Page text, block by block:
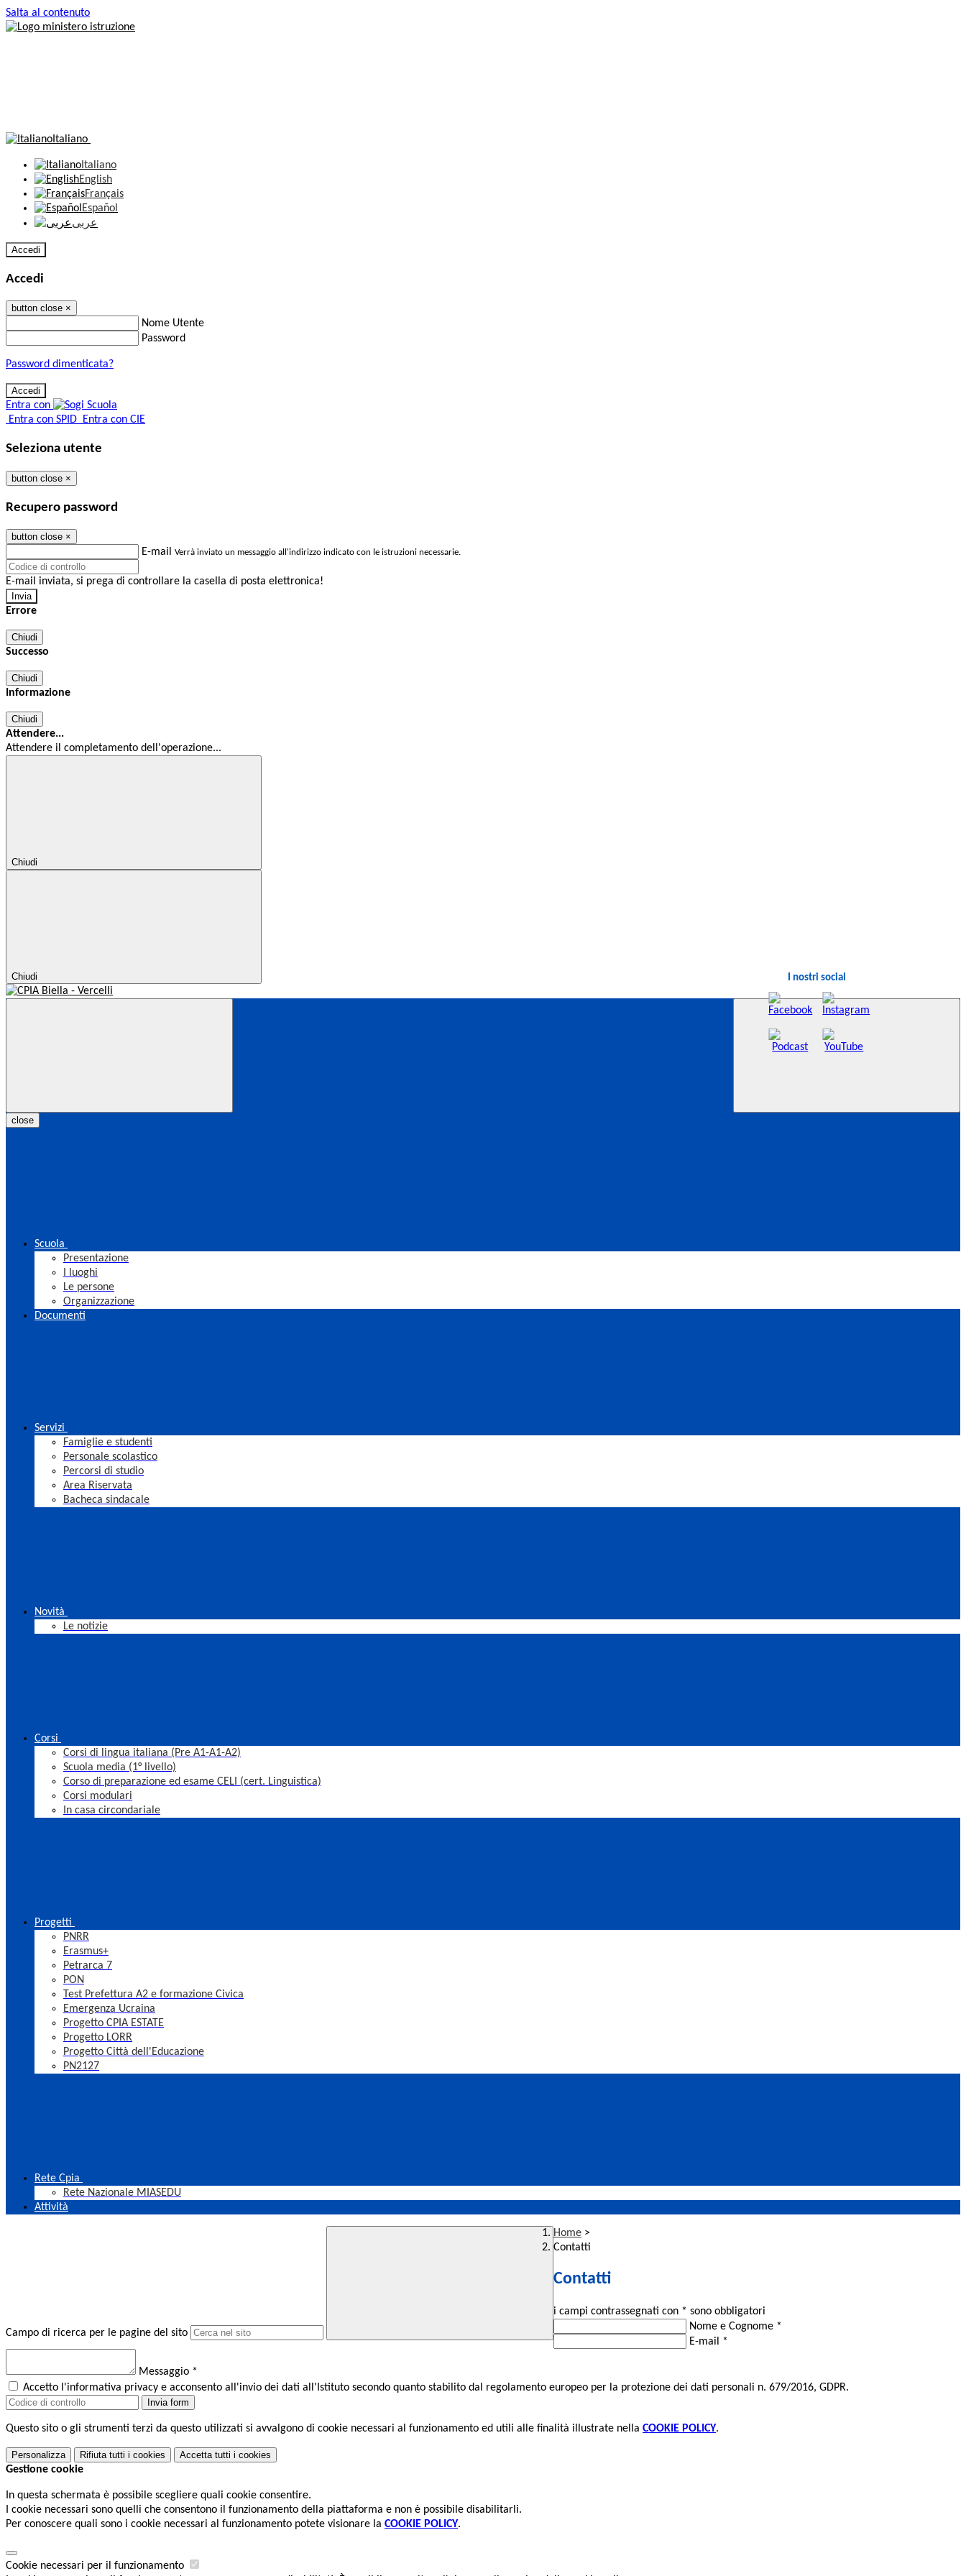
Salta al contenuto
Italiano
Italiano
English
Français
Español
عربى
Accedi
Accedi
button close ×
Nome Utente
Password
Password dimenticata?
Entra con
Entra con SPID Entra con CIE
Seleziona utente
button close ×
Recupero password
button close ×
E-mail Verrà inviato un messaggio all'indirizzo indicato con le istruzioni necessarie.
E-mail inviata, si prega di controllare la casella di posta elettronica!
Errore
Chiudi
Successo
Chiudi
Informazione
Chiudi
Attendere...
Attendere il completamento dell'operazione...
Chiudi
Chiudi I nostri social
close
Scuola
Presentazione
I luoghi
Le persone
Organizzazione
Documenti
Servizi
Famiglie e studenti
Personale scolastico
Percorsi di studio
Area Riservata
Bacheca sindacale
Novità
Le notizie
Corsi
Corsi di lingua italiana (Pre A1-A1-A2)
Scuola media (1° livello)
Corso di preparazione ed esame CELI (cert. Linguistica)
Corsi modulari
In casa circondariale
Progetti
PNRR
Erasmus+
Petrarca 7
PON
Test Prefettura A2 e formazione Civica
Emergenza Ucraina
Progetto CPIA ESTATE
Progetto LORR
Progetto Città dell'Educazione
PN2127
Rete Cpia
Rete Nazionale MIASEDU
Attività
Campo di ricerca per le pagine del sito
Home >
Contatti
Contatti
i campi contrassegnati con * sono obbligatori
Nome e Cognome *
E-mail *
Messaggio *
Accetto l'informativa privacy e acconsento all'invio dei dati all'Istituto secondo quanto stabilito dal regolamento europeo per la protezione dei dati personali n. 679/2016, GDPR.
Invia form
Questo sito o gli strumenti terzi da questo utilizzati si avvalgono di cookie necessari al funzionamento ed utili alle finalità illustrate nella COOKIE POLICY.
Personalizza Rifiuta tutti i cookies Accetta tutti i cookies
Gestione cookie
In questa schermata è possibile scegliere quali cookie consentire.
I cookie necessari sono quelli che consentono il funzionamento della piattaforma e non è possibile disabilitarli.
Per conoscere quali sono i cookie necessari al funzionamento potete visionare la COOKIE POLICY.
Cookie necessari per il funzionamento